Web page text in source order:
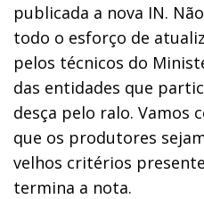
publicada a nova IN.
todo o esforço de
pelos técnicos do
das entidades que
desça pelo ralo.
que os produtores
velhos critérios
termina a nota.